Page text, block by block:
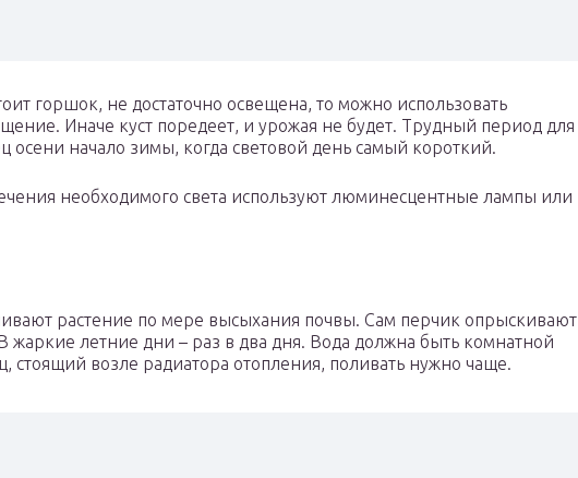
горшок, не достаточно освещена, то можно использовать
Иначе куст поредеет, и урожая не будет. Трудный период для
осени начало зимы, когда световой день самый короткий.
необходимого света используют люминесцентные лампы или
растение по мере высыхания почвы. Сам перчик опрыскивают
жаркие летние дни – раз в два дня. Вода должна быть комнатной
стоящий возле радиатора отопления, поливать нужно чаще.